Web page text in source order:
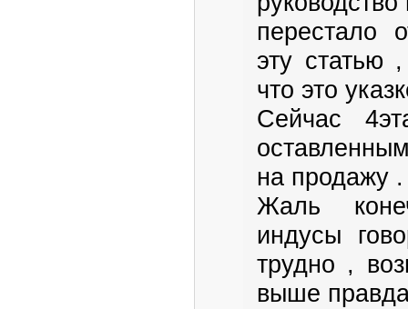
перестало
эту статью
что это
Сейчас
на продажу .
Жаль
индусы
трудно ,
выше